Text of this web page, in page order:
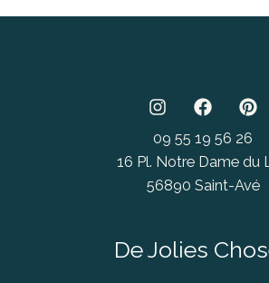
09 55 19 56 26
16 Pl. Notre Dame du
56890 Saint-Avé
De Jolies